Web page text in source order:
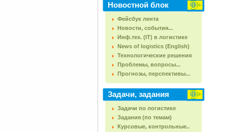
Новостной блок
Фейсбук лента
Новости, события...
Инф.тех. (IT) в логистике
News of logistics (English)
Технологические решения
Проблемы, вопросы...
Прогнозы, перспективы...
Задачи, задания
Задачи по логистике
Задания (по темам)
Курсовые, контрольные..